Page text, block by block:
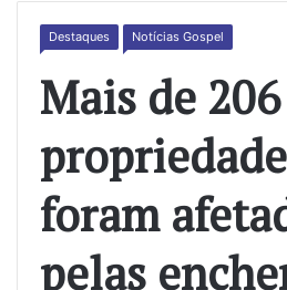
Destaques Notícias Gospel
Mais de
foram
pelas